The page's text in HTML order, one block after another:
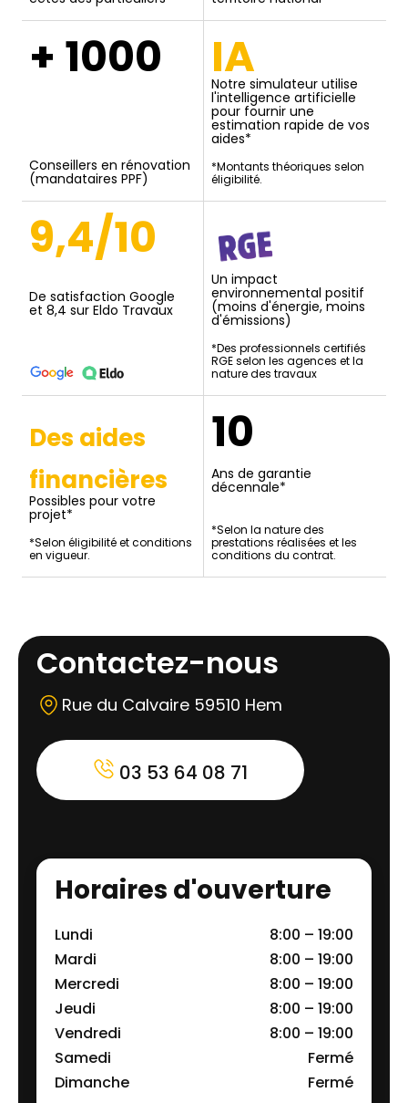
+ 1000
Conseillers en rénovation
(mandataires PPF)
IA
Notre simulateur utilise
l'intelligence artificielle
pour fournir une
estimation rapide de vos
aides*
*Montants théoriques selon
éligibilité.
9,4/10
De satisfaction Google
et 8,4 sur Eldo Travaux
Un impact
environnemental positif
(moins d'énergie, moins
d'émissions)
*Des professionnels certifiés
RGE selon les agences et la
nature des travaux
Des aides
financières
Possibles pour votre
projet*
*Selon éligibilité et conditions
en vigueur.
10
Ans de garantie
décennale*
*Selon la nature des
prestations réalisées et les
conditions du contrat.
Contactez-nous
Rue du Calvaire 59510 Hem
03 53 64 08 71
Horaires d'ouverture
Lundi
8:00 – 19:00
Mardi
8:00 – 19:00
Mercredi
8:00 – 19:00
Jeudi
8:00 – 19:00
Vendredi
8:00 – 19:00
Samedi
Fermé
Dimanche
Fermé